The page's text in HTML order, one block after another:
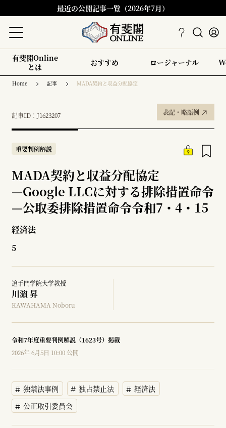
最近の公開記事一覧（2026年7月）
有斐閣Online
とは
おすすめ ロージャーナル
Home 記事 MADA契約と収益分配協定
記事ID：J1623207 表記・略語例
重要判例解説
MADA契約と収益分配協定
—Google LLCに対する排除措置命令
—公取委排除措置命令令和7・4・15
経済法
5
追手門学院大学教授
川濵 昇
KAWAHAMA Noboru
令和7年度重要判例解説（1623号）掲載
2026年 6月5日 10:00 公開
独禁法事例 独占禁止法
経済法
公正取引委員会